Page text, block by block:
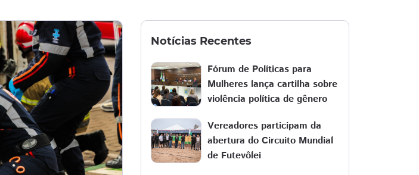
Notícias Recentes
Fórum de Políticas para
Mulheres lança cartilha sobre
violência política de gênero
Vereadores participam da
abertura do Circuito Mundial
de Futevôlei